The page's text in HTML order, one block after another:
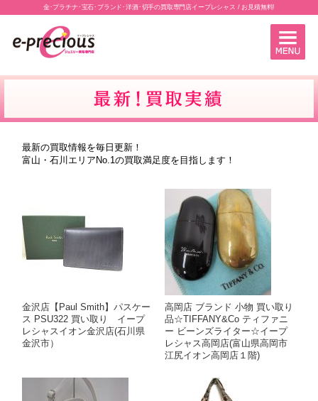
金･プラチナ･宝石･ブランド･洋酒･切手の買取専門店イープレシャス / お見積無料!
最新の買取情報を毎日更新！
富山・石川エリアNo.1の買取満足度を目指します！
金沢店【Paul Smith】パスケー
ス PSU322 買い取り イープ
レシャスイオン金沢店(石川県
金沢市）
高岡店 ブランド 小物 買い取り
品☆TIFFANY&Co ティファニ
ー ビーンズライター☆イープ
レシャス高岡店(富山県高岡市
江尻イオン高岡店１階)